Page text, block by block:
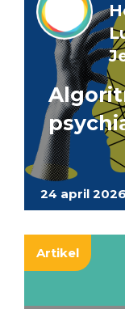
24 april 2026
Artikel